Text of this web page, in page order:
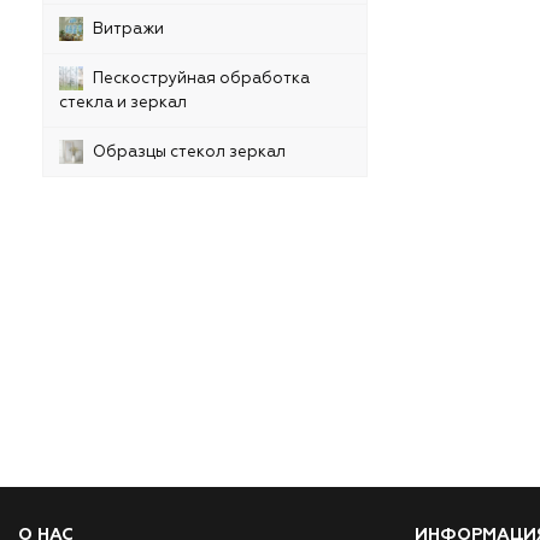
Витражи
Пескоструйная обработка
стекла и зеркал
Образцы стекол зеркал
О НАС